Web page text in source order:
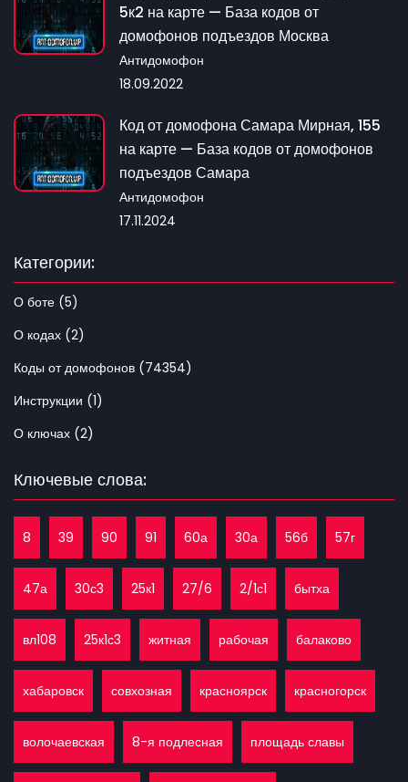
5к2 на карте — База кодов от
домофонов подъездов Москва
Антидомофон
18.09.2022
Код от домофона Самара Мирная, 155
на карте — База кодов от домофонов
подъездов Самара
Антидомофон
17.11.2024
Категории:
О боте (5)
О кодах (2)
Коды от домофонов (74354)
Инструкции (1)
О ключах (2)
Ключевые слова:
8 39 90 91 60а 30а 56б 57г
47а 30с3 25к1 27/6 2/1с1 бытха
вл108 25к1с3 житная рабочая балаково
хабаровск совхозная красноярск красногорск
волочаевская 8-я подлесная площадь славы